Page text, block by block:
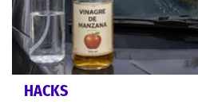
HACKS